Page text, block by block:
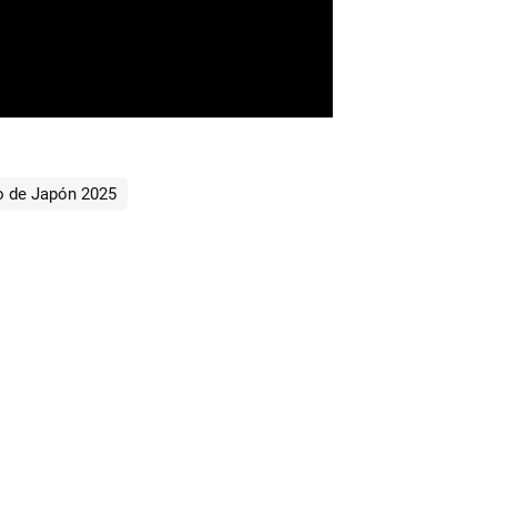
de Japón 2025